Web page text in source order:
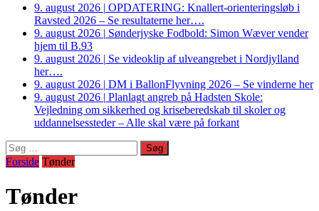
9. august 2026 | OPDATERING: Knallert-orienteringsløb i
Ravsted 2026 – Se resultaterne her….
9. august 2026 | Sønderjyske Fodbold: Simon Wæver vender
hjem til B.93
9. august 2026 | Se videoklip af ulveangrebet i Nordjylland
her….
9. august 2026 | DM i BallonFlyvning 2026 – Se vinderne her
9. august 2026 | Planlagt angreb på Hadsten Skole:
Vejledning om sikkerhed og kriseberedskab til skoler og
uddannelsessteder – Alle skal være på forkant
Søg
efter:
Forside Tønder
Tønder